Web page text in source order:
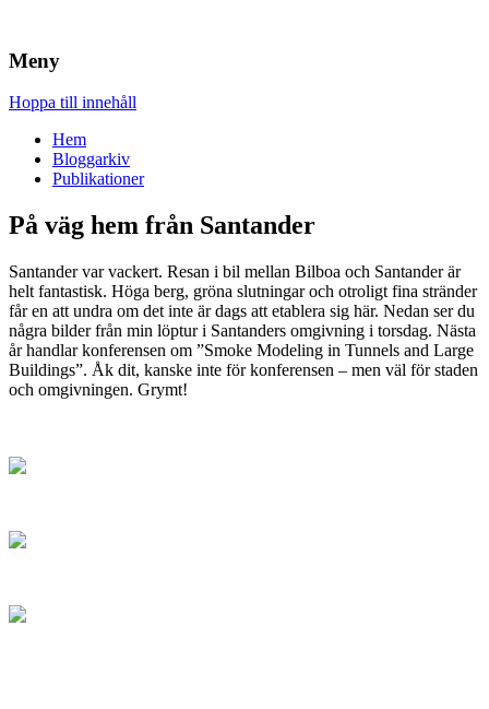
Wuz
Meny
Hoppa till innehåll
Hem
Bloggarkiv
Publikationer
På väg hem från Santander
Santander var vackert. Resan i bil mellan Bilboa och Santander är
helt fantastisk. Höga berg, gröna slutningar och otroligt fina stränder
får en att undra om det inte är dags att etablera sig här. Nedan ser du
några bilder från min löptur i Santanders omgivning i torsdag. Nästa
år handlar konferensen om ”Smoke Modeling in Tunnels and Large
Buildings”. Åk dit, kanske inte för konferensen – men väl för staden
och omgivningen. Grymt!